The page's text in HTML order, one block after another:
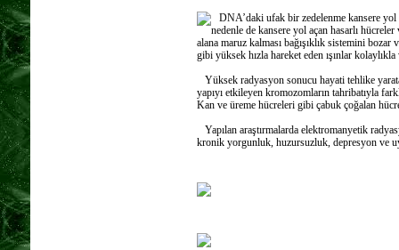
DNA’daki ufak bir zedelenme kansere yol
nedenle de kansere yol açan hasarlı
alana maruz kalması bağışıklık sistemini
gibi yüksek hızla hareket eden ışınlar
Yüksek radyasyon sonucu hayati tehlike
yapıyı etkileyen kromozomların tahribatıyla
Kan ve üreme hücreleri gibi çabuk çoğalan
Yapılan araştırmalarda elektromanyetik
kronik yorgunluk, huzursuzluk, depresyon ve